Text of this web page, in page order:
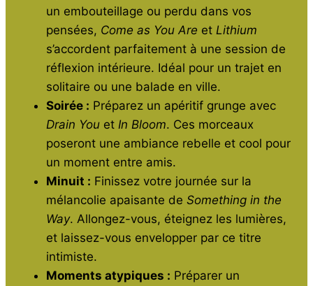
un embouteillage ou perdu dans vos
pensées, Come as You Are et Lithium
s’accordent parfaitement à une session de
réflexion intérieure. Idéal pour un trajet en
solitaire ou une balade en ville.
Soirée : Préparez un apéritif grunge avec
Drain You et In Bloom. Ces morceaux
poseront une ambiance rebelle et cool pour
un moment entre amis.
Minuit : Finissez votre journée sur la
mélancolie apaisante de Something in the
Way. Allongez-vous, éteignez les lumières,
et laissez-vous envelopper par ce titre
intimiste.
Moments atypiques : Préparer un